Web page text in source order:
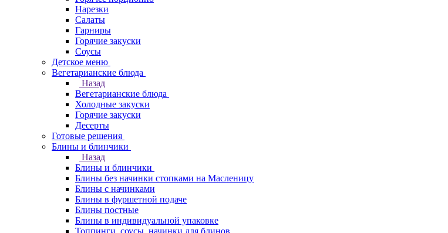
Нарезки
Салаты
Гарниры
Горячие закуски
Соусы
Детское меню
Вегетарианские блюда
Назад
Вегетарианские блюда
Холодные закуски
Горячие закуски
Десерты
Готовые решения
Блины и блинчики
Назад
Блины и блинчики
Блины без начинки стопками на Масленицу
Блины с начинками
Блины в фуршетной подаче
Блины постные
Блины в индивидуальной упаковке
Топпинги, соусы, начинки для блинов